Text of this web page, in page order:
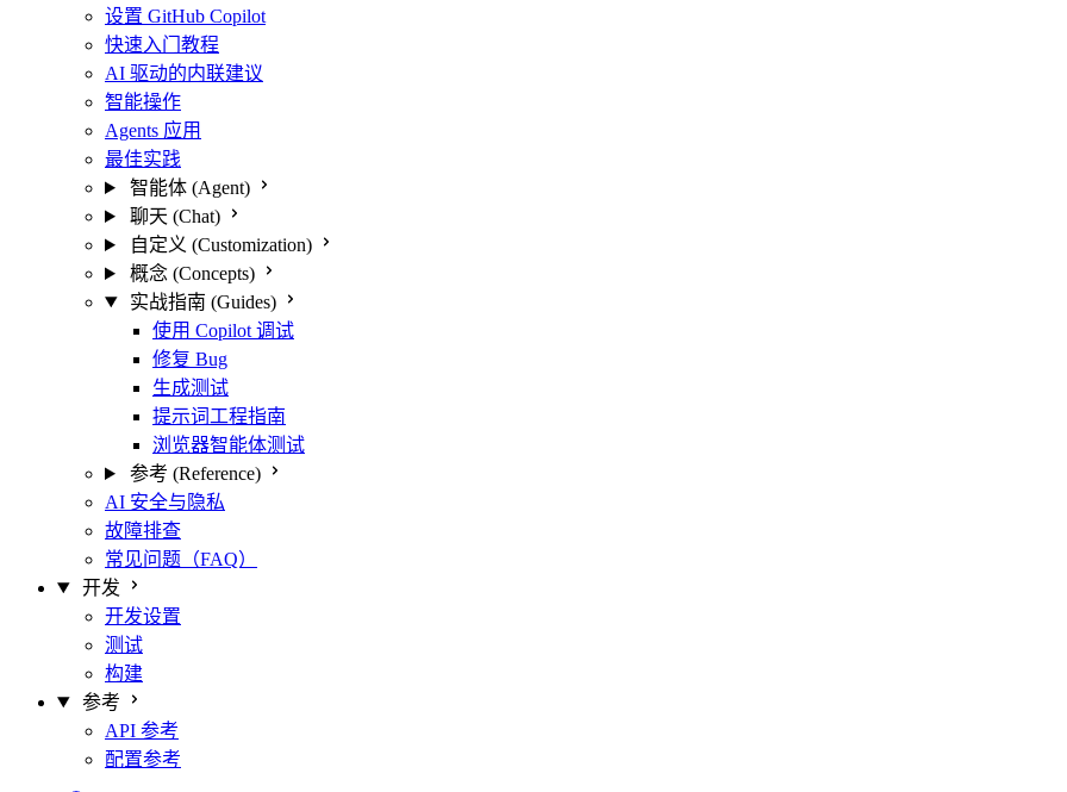
设置 GitHub Copilot
快速入门教程
AI 驱动的内联建议
智能操作
Agents 应用
最佳实践
智能体 (Agent)
聊天 (Chat)
自定义 (Customization)
概念 (Concepts)
实战指南 (Guides)
使用 Copilot 调试
修复 Bug
生成测试
提示词工程指南
浏览器智能体测试
参考 (Reference)
AI 安全与隐私
故障排查
常见问题（FAQ）
开发
开发设置
测试
构建
参考
API 参考
配置参考